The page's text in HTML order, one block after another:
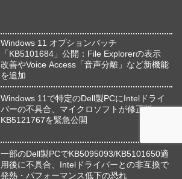
Windows 11 オプションパッチ
「KB5101684」公開：File Explorerの表示
改善やVoice Access「音声分離」など新機能
を追加
Windows 11で特定のDell製PCにIntelドライ
バーの不具合、マイクロソフトが修正版
KB5121767を緊急公開
一部のDell製PCでKB5095093/KB5101650適
用後に不具合、Intelドライバーとの非互換で
発熱・パフォーマンス低下の恐れ